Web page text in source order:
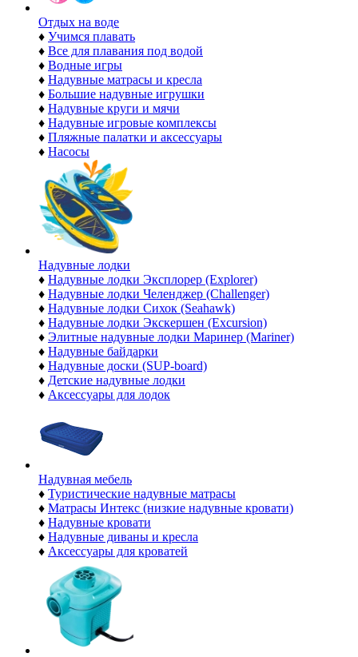
Отдых на воде
♦ Учимся плавать
♦ Все для плавания под водой
♦ Водные игры
♦ Надувные матрасы и кресла
♦ Большие надувные игрушки
♦ Надувные круги и мячи
♦ Надувные игровые комплексы
♦ Пляжные палатки и аксессуары
♦ Насосы
Надувные лодки
♦ Надувные лодки Эксплорер (Explorer)
♦ Надувные лодки Челенджер (Challenger)
♦ Надувные лодки Сихок (Seahawk)
♦ Надувные лодки Экскершен (Excursion)
♦ Элитные надувные лодки Маринер (Mariner)
♦ Надувные байдарки
♦ Надувные доски (SUP-board)
♦ Детские надувные лодки
♦ Аксессуары для лодок
Надувная мебель
♦ Туристические надувные матрасы
♦ Матрасы Интекс (низкие надувные кровати)
♦ Надувные кровати
♦ Надувные диваны и кресла
♦ Аксессуары для кроватей